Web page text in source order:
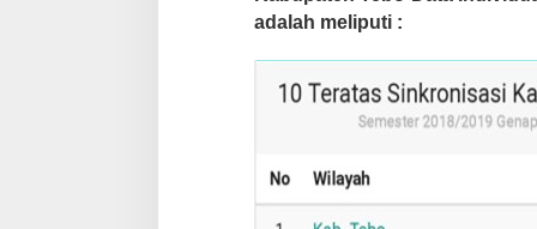
i
k
h
u
j
a
r
adalah meliputi :